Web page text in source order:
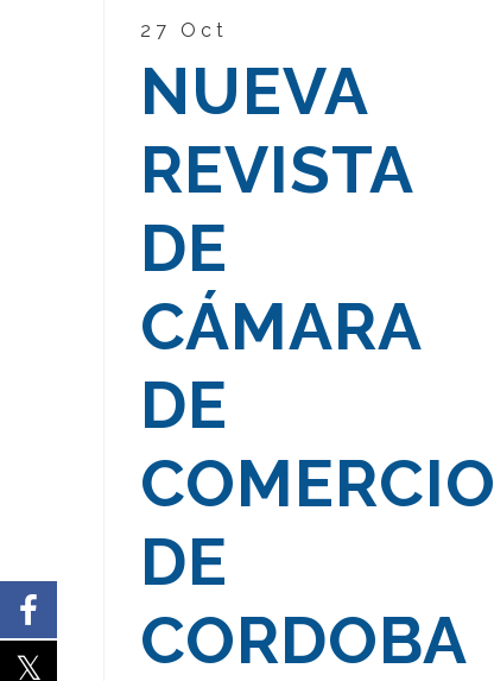
27 Oct
NUEVA
REVISTA
DE
CÁMARA
DE
COMERCIO
DE
CORDOBA